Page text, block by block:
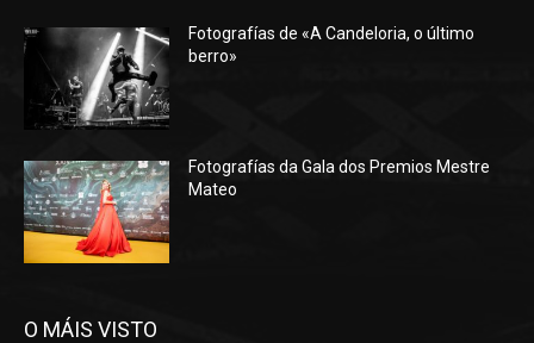
Fotografías de «A Candeloria, o último
berro»
Fotografías da Gala dos Premios Mestre
Mateo
O MÁIS VISTO